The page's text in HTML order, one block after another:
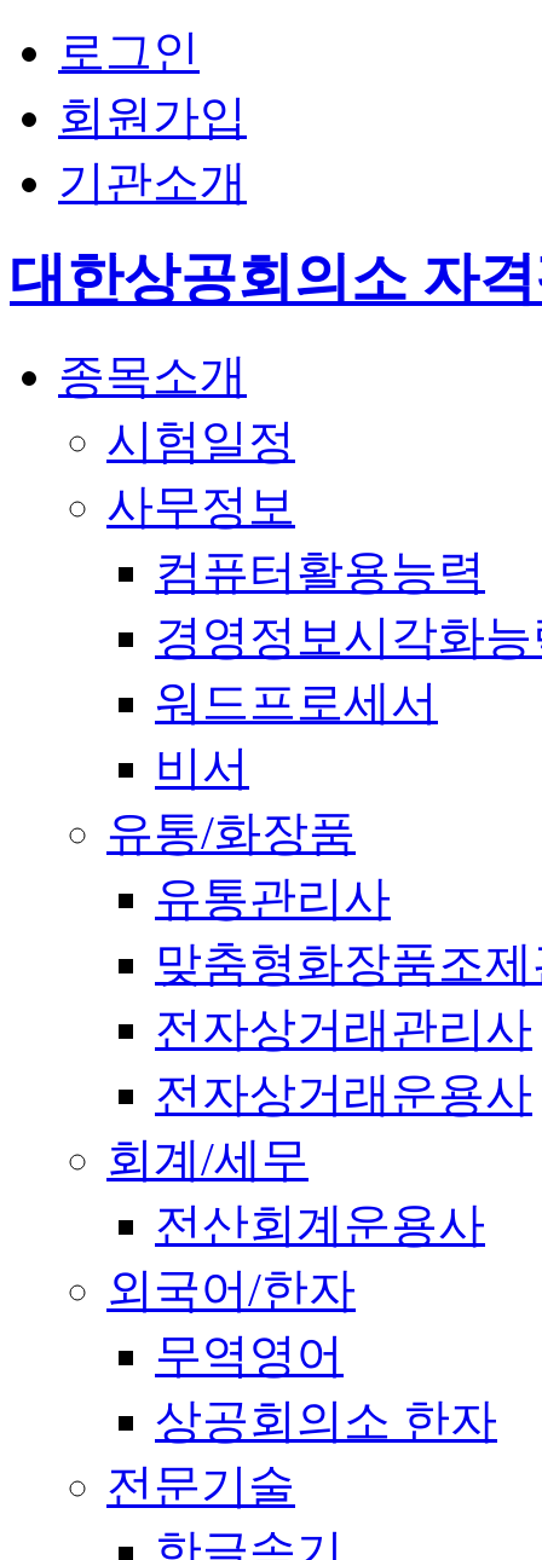
로그인
회원가입
기관소개
대한상공회의소 자
종목소개
시험일정
사무정보
컴퓨터활용능력
경영정보시각화
워드프로세서
비서
유통/화장품
유통관리사
맞춤형화장품조
전자상거래관리사
전자상거래운용사
회계/세무
전산회계운용사
외국어/한자
무역영어
상공회의소 한자
전문기술